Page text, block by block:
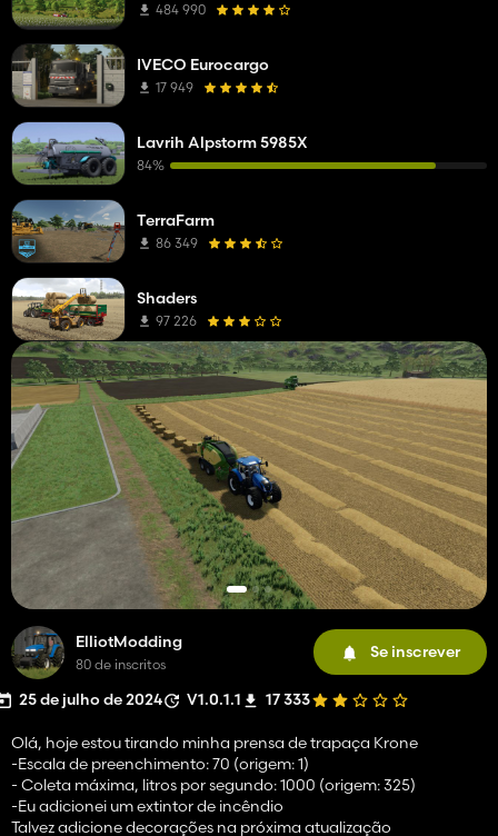
ElliotModding
80 de inscritos
Se inscrever
25 de julho de 2024 V1.0.1.1 17 333
Olá, hoje estou tirando minha prensa de trapaça Krone
-Escala de preenchimento: 70 (origem: 1)
- Coleta máxima, litros por segundo: 1000 (origem: 325)
-Eu adicionei um extintor de incêndio
Talvez adicione decorações na próxima atualização
484 990
IVECO Eurocargo
17 949
Lavrih Alpstorm 5985X
84%
TerraFarm
86 349
Shaders
97 226